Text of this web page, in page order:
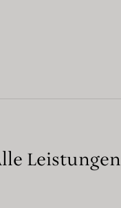
Leistungen